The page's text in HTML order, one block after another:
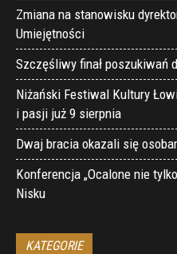
Zmiana na stanowisku
Umiejętności
Szczęśliwy finał poszukiwań
Niżański Festiwal Kultury
i pasji już 9 sierpnia
Dwaj bracia okazali się
Konferencja „Ocalone nie
Nisku
KATEGORIE